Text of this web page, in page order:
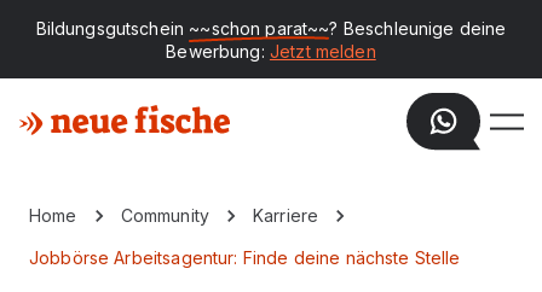
Bildungsgutschein ~~schon parat~~? Beschleunige deine
Bewerbung: Jetzt melden
Home Community Karriere
Jobbörse Arbeitsagentur: Finde deine nächste Stelle